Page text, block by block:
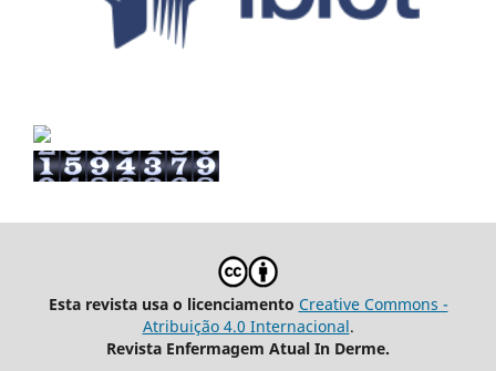
Esta revista usa o licenciamento Creative Commons -
Atribuição 4.0 Internacional.
Revista Enfermagem Atual In Derme.